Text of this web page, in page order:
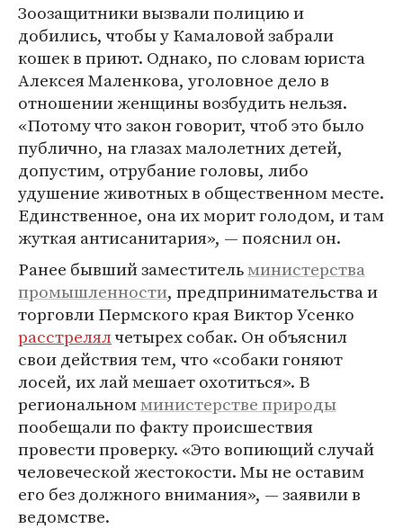
Зоозащитники вызвали полицию и
добились, чтобы у Камаловой забрали
кошек в приют. Однако, по словам юриста
Алексея Маленкова, уголовное дело в
отношении женщины возбудить нельзя.
«Потому что закон говорит, чтоб это было
публично, на глазах малолетних детей,
допустим, отрубание головы, либо
удушение животных в общественном месте.
Единственное, она их морит голодом, и там
жуткая антисанитария», — пояснил он.
Ранее бывший заместительминистерства
промышленности, предпринимательства и
торговли Пермского края Виктор Усенко
расстрелялчетырех собак. Он объяснил
свои действия тем, что «собаки гоняют
лосей, их лай мешает охотиться». В
региональномминистерстве природы
пообещали по факту происшествия
провести проверку. «Это вопиющий случай
человеческой жестокости. Мы не оставим
его без должного внимания», — заявили в
ведомстве.